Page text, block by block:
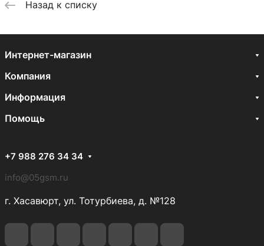
Назад к списку
Интернет-магазин
Компания
Информация
Помощь
+7 988 276 34 34
info@05gsm.ru
г. Хасавюрт, ул. Тотурбиева, д. №128